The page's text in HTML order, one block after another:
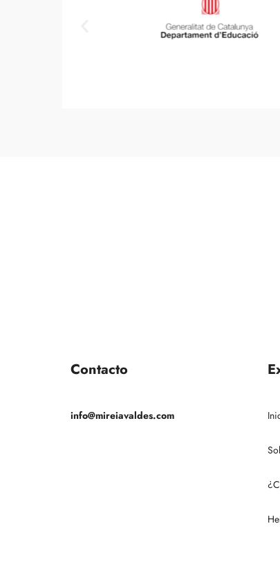
Contacto
info@mireiavaldes.com